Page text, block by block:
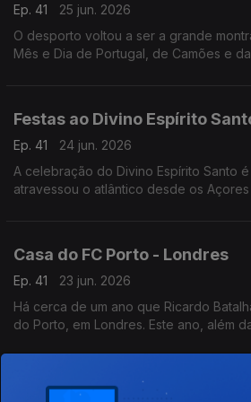
Ep. 41
25 jun. 2026
O desporto voltou a ser a grande
Mês e Dia de Portugal, de Camões e
Festas ao Divino Espírito
Ep. 41
24 jun. 2026
A celebração do Divino Espírito Santo
atravessou o atlântico desde os
Casa do FC Porto - Londres
Ep. 41
23 jun. 2026
Há cerca de um ano que Ricardo
do Porto, em Londres. Este ano, além
Centenário de Mário Miranda